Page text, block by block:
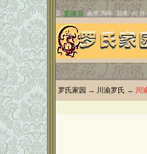
罗氏家园 → 川渝罗氏 → 川